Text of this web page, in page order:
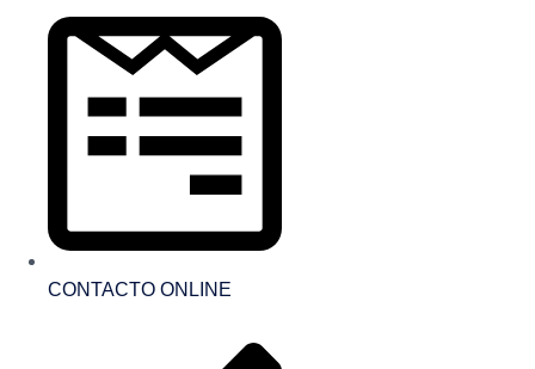
CONTACTO ONLINE